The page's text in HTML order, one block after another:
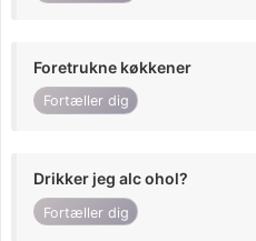
Foretrukne køkkener
Fortæller dig
Drikker jeg alc ohol?
Fortæller dig